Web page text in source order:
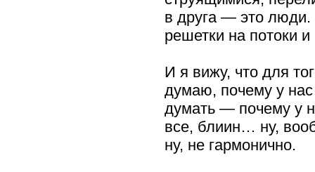
в друга — это
решетки на потоки
И я вижу, что для
думаю, почему у
думать — почему у
все, блиин… ну,
ну, не гармонично.